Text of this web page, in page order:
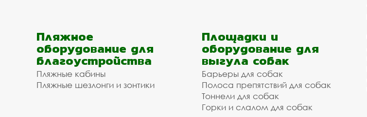
Пляжное
оборудование для
благоустройства
Пляжные кабины
Пляжные шезлонги и зонтики
Площадки и
оборудование для
выгула собак
Барьеры для собак
Полоса препятствий для собак
Тоннели для собак
Горки и слалом для собак